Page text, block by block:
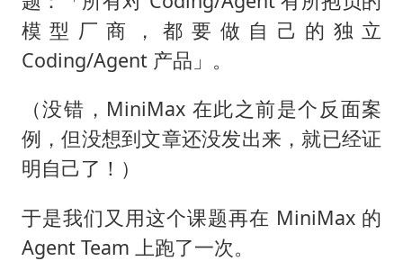
模型厂商，都要做自己的独立
Coding/Agent 产品」。
（没错，MiniMax 在此之前是个反面案
例，但没想到文章还没发出来，就已经证
明自己了！）
于是我们又用这个课题再在 MiniMax 的
Agent Team 上跑了一次。